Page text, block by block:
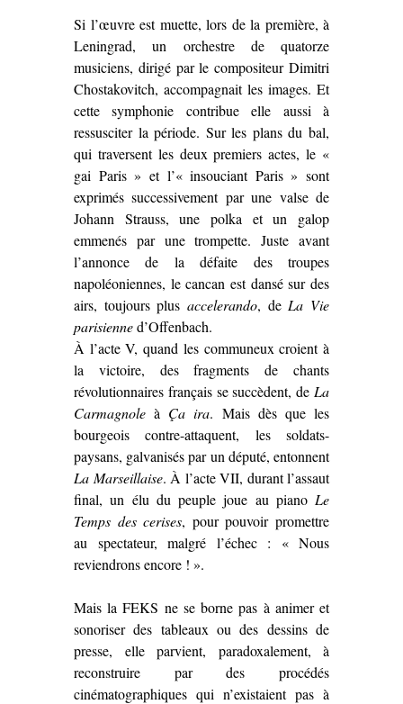
Si l’œuvre est muette, lors de la première, à
Leningrad, un orchestre de quatorze
musiciens, dirigé par le compositeur Dimitri
Chostakovitch, accompagnait les images. Et
cette symphonie contribue elle aussi à
ressusciter la période. Sur les plans du bal,
qui traversent les deux premiers actes, le «
gai Paris » et l’« insouciant Paris » sont
exprimés successivement par une valse de
Johann Strauss, une polka et un galop
emmenés par une trompette. Juste avant
l’annonce de la défaite des troupes
napoléoniennes, le cancan est dansé sur des
airs, toujours plus accelerando, de La Vie
parisienned’Offenbach.
À l’acte V, quand les communeux croient à
la victoire, des fragments de chants
révolutionnaires français se succèdent, de La
Carmagnole à Ça ira. Mais dès que les
bourgeois contre-attaquent, les soldats-
paysans, galvanisés par un député, entonnent
La Marseillaise. À l’acte VII, durant l’assaut
final, un élu du peuple joue au piano Le
Temps des cerises, pour pouvoir promettre
au spectateur, malgré l’échec : « Nous
reviendrons encore ! ».
Mais la FEKS ne se borne pas à animer et
sonoriser des tableaux ou des dessins de
presse, elle parvient, paradoxalement, à
reconstruire par des procédés
cinématographiques qui n’existaient pas à